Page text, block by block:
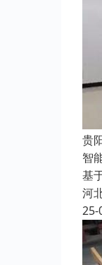
贵
智
基
河
25-